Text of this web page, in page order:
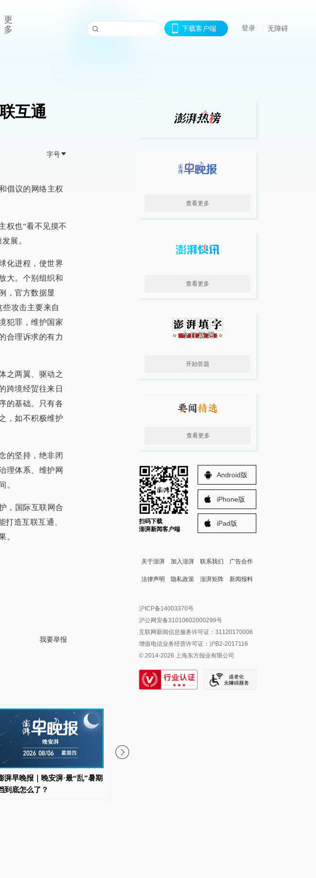
更
多
下载客户端 登录 无障碍
互通
字号
倡议的网络主权
权也“看不见摸不
展。
化进程，使世界
大。个别组织和
，官方数据显
攻击主要来自
犯罪，维护国家
合理诉求的有力
之两翼、驱动之
跨境经贸往来日
的基础。只有各
，如不积极维护
的坚持，绝非闭
理体系、维护网
。
，国际互联网合
打造互联互通、
。
我要举报
湃早晚报｜晚安湃·最“乱”暑期
到底怎么了？
查看更多
查看更多
开始答题
查看更多
扫码下载
澎湃新闻客户端
Android版
iPhone版
iPad版
关于澎湃 加入澎湃 联系我们 广告合作
法律声明 隐私政策 澎湃矩阵
澎湃新闻公众号
澎湃新闻抖音号
派生万物开放平台
IP SHANGHAI
SIXTH TONE
新闻报料
报料邮箱: news@thepaper.cn
沪ICP备14003370号
沪公网安备31010602000299号
互联网新闻信息服务许可证：31120170006
增值电信业务经营许可证：沪B2-2017116
© 2014-2026 上海东方报业有限公司